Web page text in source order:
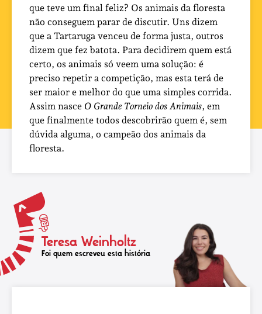
que teve um final feliz? Os animais da floresta
não conseguem parar de discutir. Uns dizem
que a Tartaruga venceu de forma justa, outros
dizem que fez batota. Para decidirem quem está
certo, os animais só veem uma solução: é
preciso repetir a competição, mas esta terá de
ser maior e melhor do que uma simples corrida.
Assim nasce O Grande Torneio dos Animais, em
que finalmente todos descobrirão quem é, sem
dúvida alguma, o campeão dos animais da
floresta.
Teresa Weinholtz
Foi quem escreveu esta história